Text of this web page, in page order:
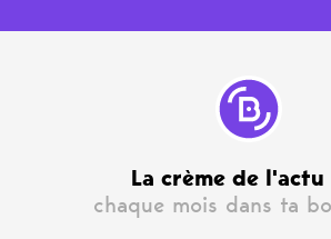
La crème de
chaque mois dans ta